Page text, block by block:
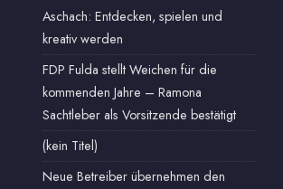
Aschach: Entdecken, spielen und
kreativ werden
FDP Fulda stellt Weichen für die
kommenden Jahre – Ramona
Sachtleber als Vorsitzende bestätigt
(kein Titel)
Neue Betreiber übernehmen den